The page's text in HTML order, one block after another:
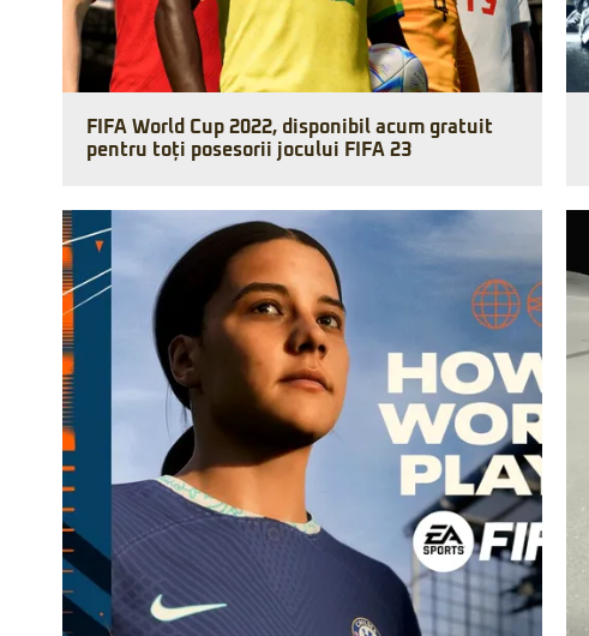
FIFA World Cup 2022, disponibil acum gratuit
pentru toți posesorii jocului FIFA 23